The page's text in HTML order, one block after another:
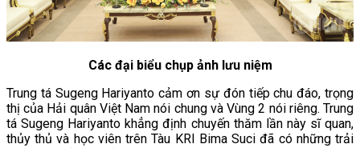
Các đại biểu chụp ảnh lưu niệm
Trung tá Sugeng Hariyanto cảm ơn sự đón tiếp chu đáo, trọng
thị của Hải quân Việt Nam nói chung và Vùng 2 nói riêng. Trung
tá Sugeng Hariyanto khẳng định chuyến thăm lần này sĩ quan,
thủy thủ và học viên trên Tàu KRI Bima Suci đã có những trải